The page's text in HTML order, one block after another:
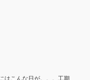
はこんな日が。。。工期